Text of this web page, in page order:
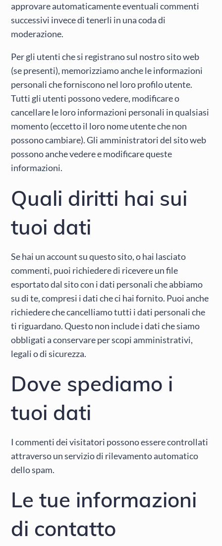
approvare automaticamente eventuali commenti
successivi invece di tenerli in una coda di
moderazione.
Per gli utenti che si registrano sul nostro sito web
(se presenti), memorizziamo anche le informazioni
personali che forniscono nel loro profilo utente.
Tutti gli utenti possono vedere, modificare o
cancellare le loro informazioni personali in qualsiasi
momento (eccetto il loro nome utente che non
possono cambiare). Gli amministratori del sito web
possono anche vedere e modificare queste
informazioni.
Quali diritti hai sui
tuoi dati
Se hai un account su questo sito, o hai lasciato
commenti, puoi richiedere di ricevere un file
esportato dal sito con i dati personali che abbiamo
su di te, compresi i dati che ci hai fornito. Puoi anche
richiedere che cancelliamo tutti i dati personali che
ti riguardano. Questo non include i dati che siamo
obbligati a conservare per scopi amministrativi,
legali o di sicurezza.
Dove spediamo i
tuoi dati
I commenti dei visitatori possono essere controllati
attraverso un servizio di rilevamento automatico
dello spam.
Le tue informazioni
di contatto